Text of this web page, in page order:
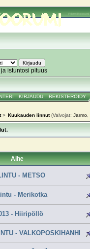
Pönttöfoorumi
istuntosi pituus
KIRJAUDU REKISTERÖIDY
> Kuukauden linnut(Valvojat: Jarmo,
Aihe
- METSO
- Merikotka
- Hiiripöllö
- VALKOPOSKIHANHI